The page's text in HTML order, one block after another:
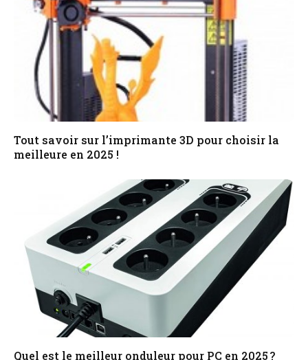
Tout savoir sur l’imprimante 3D pour choisir la
meilleure en 2025 !
Quel est le meilleur onduleur pour PC en 2025 ?